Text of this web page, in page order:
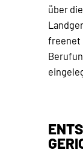
über
freenet